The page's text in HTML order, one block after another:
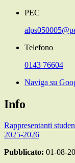
PEC
Telefono
0143 76604
Naviga su
Info
Rappresentanti
2025-2026
Pubblicato: 01-08-